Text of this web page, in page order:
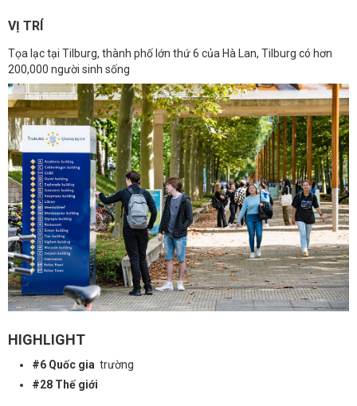
VỊ TRÍ
Tọa lạc tại Tilburg, thành phố lớn thứ 6 của Hà Lan, Tilburg có hơn
200,000 người sinh sống
HIGHLIGHT
#6 Quốc gia trường
#28 Thế giới